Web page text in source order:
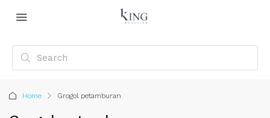
Home Grogol petamburan